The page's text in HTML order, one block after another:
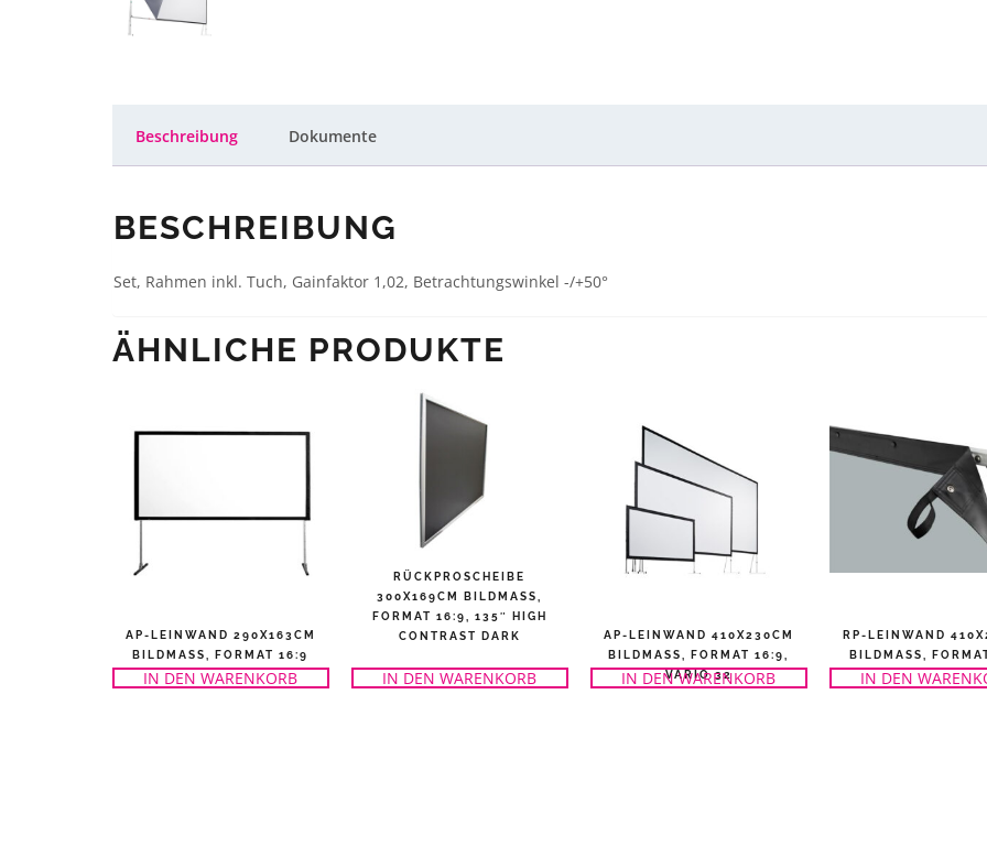
Beschreibung Dokumente
BESCHREIBUNG
Set, Rahmen inkl. Tuch, Gainfaktor 1,02, Betrachtungswinkel -/+50°
ÄHNLICHE PRODUKTE
AP-LEINWAND 290X163CM
BILDMASS, FORMAT 16:9
IN DEN WARENKORB
RÜCKPROSCHEIBE
300X169CM BILDMASS, F
ORMAT 16:9, 135″ HIGH C
ONTRAST DARK
IN DEN WARENKORB
AP-LEINWAND 410X230CM
BILDMASS, FORMAT 16:9, V
ARIO 32
IN DEN WARENKORB
RP-LEINWAND
BILDMASS,
IN DEN